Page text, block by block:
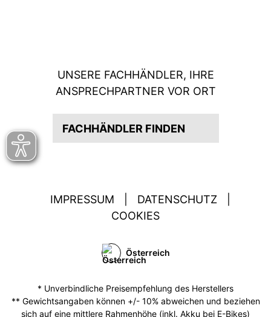
UNSERE FACHHÄNDLER, IHRE
ANSPRECHPARTNER VOR ORT
FACHHÄNDLER FINDEN
IMPRESSUM DATENSCHUTZ
COOKIES
Österreich
* Unverbindliche Preisempfehlung des Herstellers
** Gewichtsangaben können +/- 10% abweichen und beziehen
sich auf eine mittlere Rahmenhöhe (inkl. Akku bei E-Bikes)